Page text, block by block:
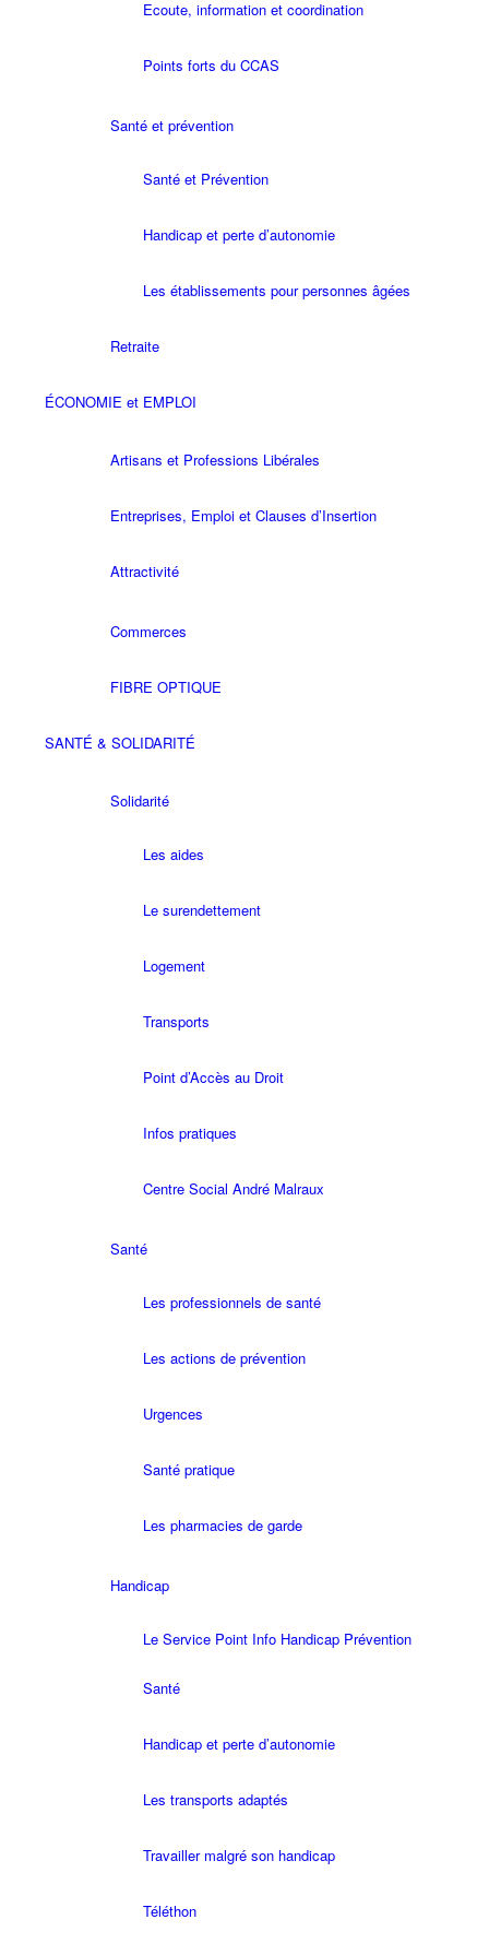
Ecoute, information et coordination
Points forts du CCAS
Santé et prévention
Santé et Prévention
Handicap et perte d’autonomie
Les établissements pour personnes âgées
Retraite
ÉCONOMIE et EMPLOI
Artisans et Professions Libérales
Entreprises, Emploi et Clauses d’Insertion
Attractivité
Commerces
FIBRE OPTIQUE
SANTÉ & SOLIDARITÉ
Solidarité
Les aides
Le surendettement
Logement
Transports
Point d’Accès au Droit
Infos pratiques
Centre Social André Malraux
Santé
Les professionnels de santé
Les actions de prévention
Urgences
Santé pratique
Les pharmacies de garde
Handicap
Le Service Point Info Handicap Prévention
Santé
Handicap et perte d’autonomie
Les transports adaptés
Travailler malgré son handicap
Téléthon